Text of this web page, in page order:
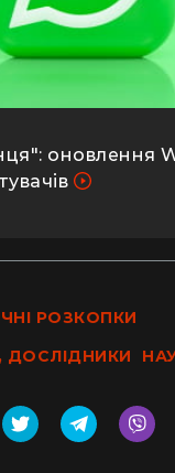
оновлення
РОЗКОПКИ
ДОСЛІДНИКИ